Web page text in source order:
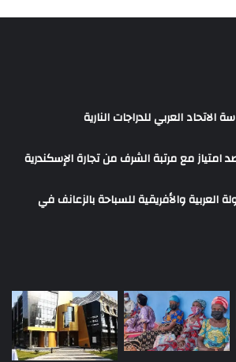
الاتحاد العربي للدراجات النارية
امتياز مع مرتبة الشرف من تجارة الإسكندرية
العربية والأفريقية للسباحة بالزعانف في